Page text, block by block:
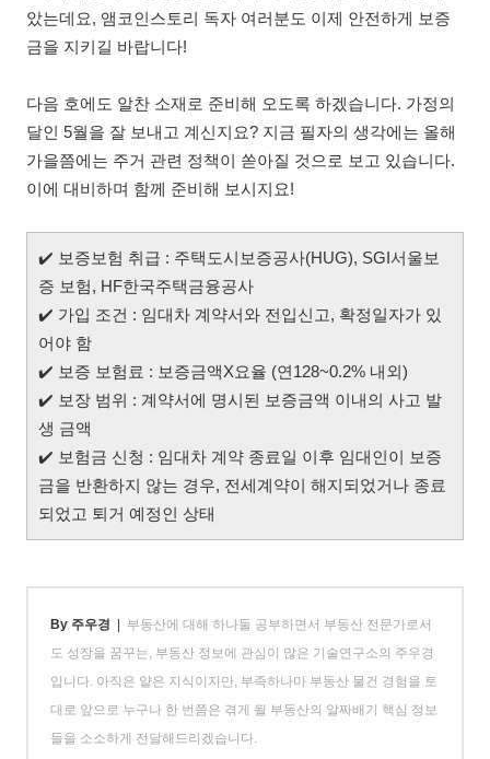
았는데요, 앰코인스토리 독자 여러분도 이제 안전하게 보증
금을 지키길 바랍니다!
다음 호에도 알찬 소재로 준비해 오도록 하겠습니다. 가정의
달인 5월을 잘 보내고 계신지요? 지금 필자의 생각에는 올해
가을쯤에는 주거 관련 정책이 쏟아질 것으로 보고 있습니다.
이에 대비하며 함께 준비해 보시지요!
✔️ 보증보험 취급 : 주택도시보증공사(HUG), SGI서울보
증 보험, HF한국주택금융공사
✔️ 가입 조건 : 임대차 계약서와 전입신고, 확정일자가 있
어야 함
✔️ 보증 보험료 : 보증금액X요율 (연128~0.2% 내외)
✔️ 보장 범위 : 계약서에 명시된 보증금액 이내의 사고 발
생 금액
✔️ 보험금 신청 : 임대차 계약 종료일 이후 임대인이 보증
금을 반환하지 않는 경우, 전세계약이 해지되었거나 종료
되었고 퇴거 예정인 상태
By 주우경 | 부동산에 대해 하나둘 공부하면서 부동산 전문가로서
도 성장을 꿈꾸는, 부동산 정보에 관심이 많은 기술연구소의 주우경
입니다. 아직은 얕은 지식이지만, 부족하나마 부동산 물건 경험을 토
대로 앞으로 누구나 한 번쯤은 겪게 될 부동산의 알짜배기 핵심 정보
들을 소소하게 전달해드리겠습니다.